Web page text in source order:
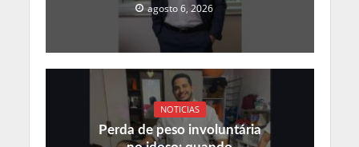
agosto 6, 2026
NOTICIAS
Perda de peso involuntária